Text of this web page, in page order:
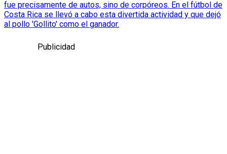
fue precisamente de autos, sino de corpóreos. En el fútbol de
Costa Rica se llevó a cabo esta divertida actividad y que dejó
al pollo 'Gollito' como el ganador.
Publicidad